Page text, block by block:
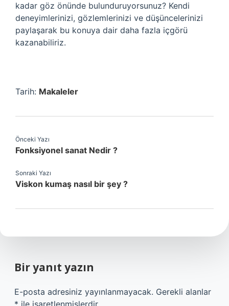
kadar göz önünde bulunduruyorsunuz? Kendi
deneyimlerinizi, gözlemlerinizi ve düşüncelerinizi
paylaşarak bu konuya dair daha fazla içgörü
kazanabiliriz.
Tarih: Makaleler
Önceki Yazı
Fonksiyonel sanat Nedir ?
Sonraki Yazı
Viskon kumaş nasıl bir şey ?
Bir yanıt yazın
E-posta adresiniz yayınlanmayacak. Gerekli alanlar
* ile işaretlenmişlerdir